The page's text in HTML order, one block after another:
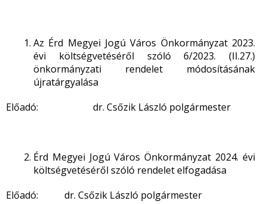
Az Érd Megyei Jogú Város Önkormányzat 2023.
évi költségvetéséről szóló 6/2023. (II.27.)
önkormányzati rendelet módosításának
újratárgyalása
Előadó: dr. Csőzik László polgármester
Érd Megyei Jogú Város Önkormányzat 2024. évi
költségvetéséről szóló rendelet elfogadása
Előadó: dr. Csőzik László polgármester